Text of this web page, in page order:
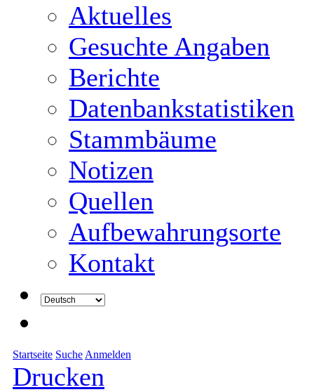
Aktuelles
Gesuchte Angaben
Berichte
Datenbankstatistiken
Stammbäume
Notizen
Quellen
Aufbewahrungsorte
Kontakt
Startseite Suche Anmelden
Drucken